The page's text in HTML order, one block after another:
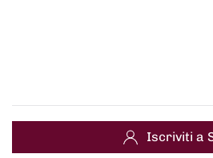
Iscriviti a